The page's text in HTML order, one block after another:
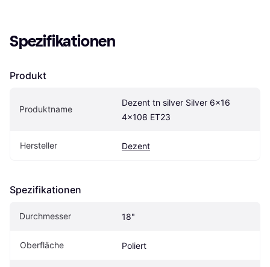
Spezifikationen
Produkt
Produktname
Dezent tn silver Silver 6x16
4x108 ET23
Hersteller Dezent
Spezifikationen
Durchmesser 18"
Oberfläche Poliert